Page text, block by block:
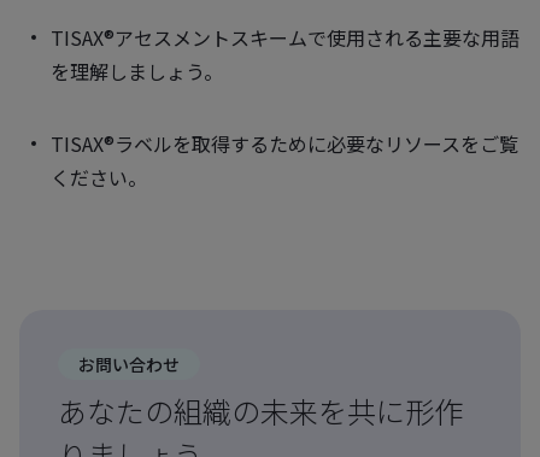
TISAX®アセスメントスキームで使用される主要な用語
を理解しましょう。
TISAX®ラベルを取得するために必要なリソースをご覧
ください。
お問い合わせ
あなたの組織の未来を共に形作